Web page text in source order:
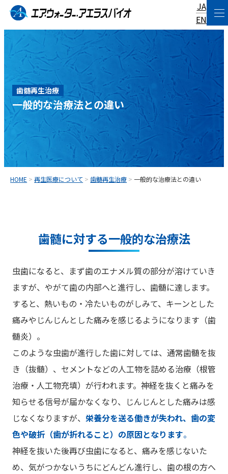
コ
ン
テ
ン
へ
ス
キ
ッ
プ
EN
JA
歯髄再生治療
一般的な治療法との違い
HOME >再生医療について >歯髄再生治療 > 一般的な治療法との違い
歯髄に対する一般的な治療法
虫歯になると、まず歯のエナメル質の部分が溶けていき
ますが、やがて歯の内部へと進行し、歯髄に達します。
すると、熱いもの・冷たいものがしみて、キーンとした
痛みやじんじんとした痛みを感じるようになります（歯
髄炎）。
このような虫歯が進行した歯に対しては、通常歯髄を抜
き（抜髄）、セメントなどの人工物を詰める治療（根管
治療・人工物充填）が行われます。神経を抜くと痛みを
知らせる信号が届かなくなり、じんじんとした痛みは感
じなくなりますが、 栄養分を送る働きが失われ、歯の変
色や破折（歯が折れること）の原因となります。
神経を抜いた後再び虫歯になると、痛みを感じないた
め、気がつかないうちにどんどん進行し、歯の根の方へ